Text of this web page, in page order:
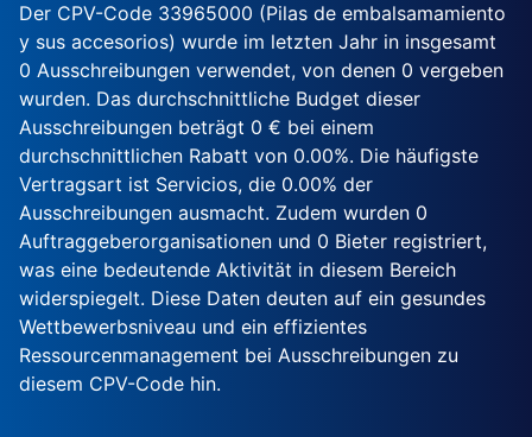
Der CPV-Code 33965000 (Pilas de embalsamamiento
y sus accesorios) wurde im letzten Jahr in insgesamt
0 Ausschreibungen verwendet, von denen 0 vergeben
wurden. Das durchschnittliche Budget dieser
Ausschreibungen beträgt 0 € bei einem
durchschnittlichen Rabatt von 0.00%. Die häufigste
Vertragsart ist Servicios, die 0.00% der
Ausschreibungen ausmacht. Zudem wurden 0
Auftraggeberorganisationen und 0 Bieter registriert,
was eine bedeutende Aktivität in diesem Bereich
widerspiegelt. Diese Daten deuten auf ein gesundes
Wettbewerbsniveau und ein effizientes
Ressourcenmanagement bei Ausschreibungen zu
diesem CPV-Code hin.